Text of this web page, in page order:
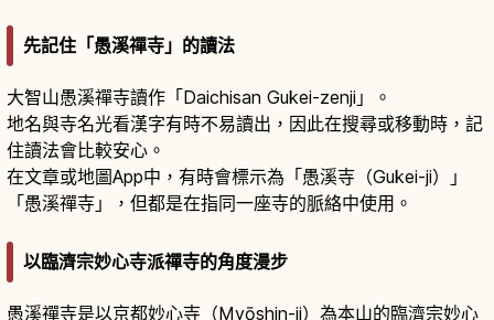
先記住「愚溪禪寺」的讀法
大智山愚溪禪寺讀作「Daichisan Gukei-zenji」。
地名與寺名光看漢字有時不易讀出，因此在搜尋或移動時，記
住讀法會比較安心。
在文章或地圖App中，有時會標示為「愚溪寺（Gukei-ji）」
「愚溪禪寺」，但都是在指同一座寺的脈絡中使用。
以臨濟宗妙心寺派禪寺的角度漫步
愚溪禪寺是以京都妙心寺（Myōshin-ji）為本山的臨濟宗妙心